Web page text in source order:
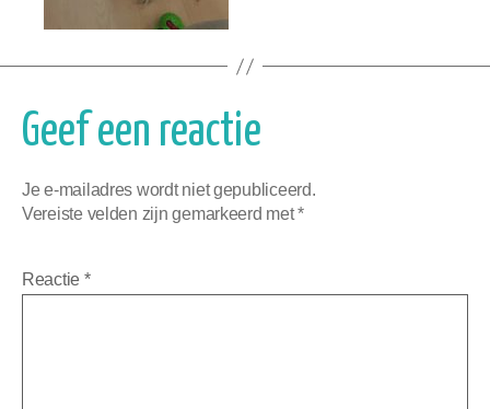
Geef een reactie
Je e-mailadres wordt niet gepubliceerd.
Vereiste velden zijn gemarkeerd met*
Reactie *